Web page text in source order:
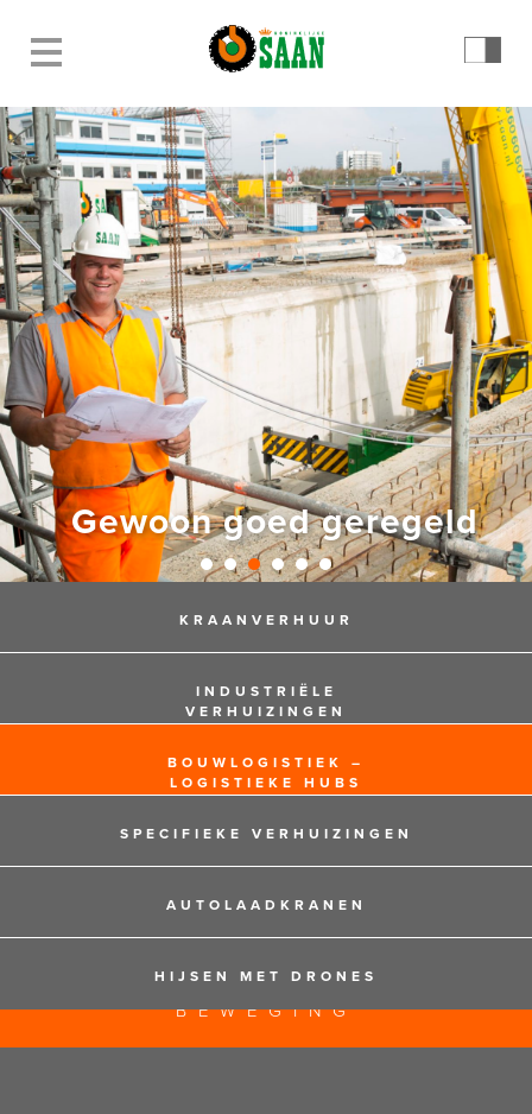
Gewoon goed geregeld
KRAANVERHUUR
INDUSTRIËLE
VERHUIZINGEN
BOUWLOGISTIEK –
LOGISTIEKE HUBS
SPECIFIEKE VERHUIZINGEN
AUTOLAADKRANEN
HIJSEN MET DRONES
125 JAAR EXPERTS IN
BEWEGING